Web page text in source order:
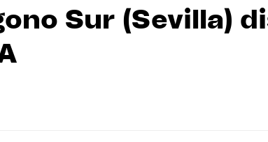
Sur (Sevilla)